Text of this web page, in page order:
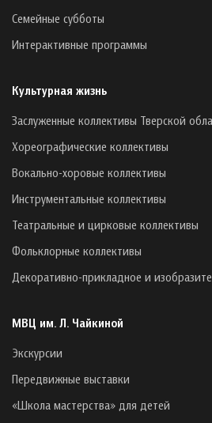
Семейные субботы
Интерактивные программы
Культурная жизнь
Заслуженные коллективы Тверской
Хореографические коллективы
Вокально-хоровые коллективы
Инструментальные коллективы
Театральные и цирковые коллективы
Фольклорные коллективы
Декоративно-прикладное и
МВЦ им. Л. Чайкиной
Экскурсии
Передвижные выставки
«Школа мастерства» для детей